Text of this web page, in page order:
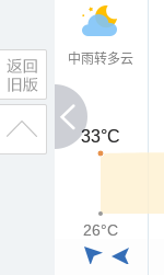
中雨转多云
33°C
33°C
26°C
26°C